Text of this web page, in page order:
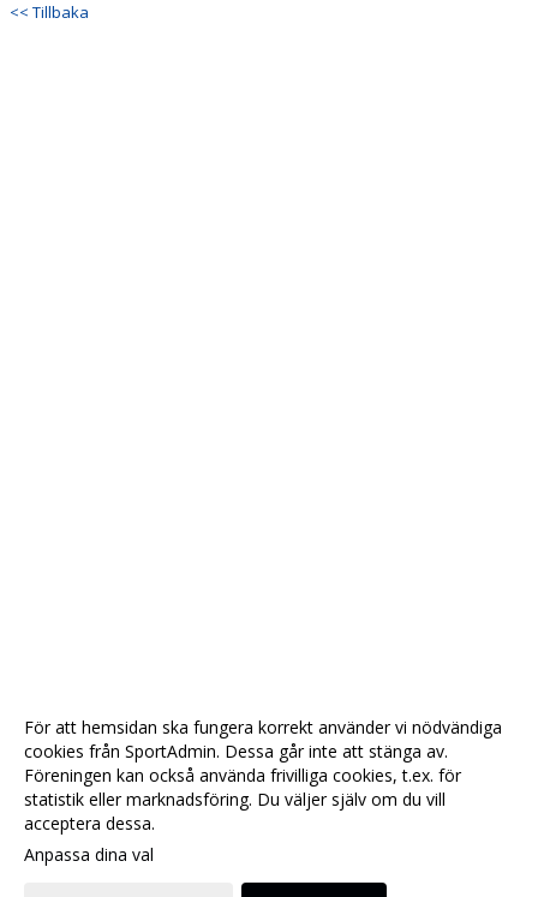
<< Tillbaka
För att hemsidan ska fungera korrekt använder vi nödvändiga
cookies från SportAdmin. Dessa går inte att stänga av.
Föreningen kan också använda frivilliga cookies, t.ex. för
statistik eller marknadsföring. Du väljer själv om du vill
acceptera dessa.
Anpassa dina val